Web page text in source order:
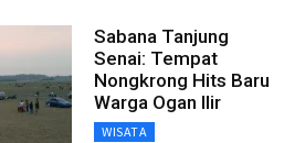
Sabana Tanjung
Senai: Tempat
Nongkrong Hits Baru
Warga Ogan Ilir
WISATA